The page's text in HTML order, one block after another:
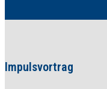
Impulsvortrag